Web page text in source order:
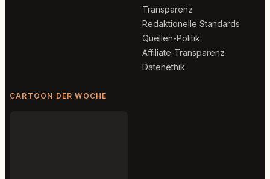
Transparenz
Redaktionelle Standards
Quellen-Politik
Affiliate-Transparenz
Datenethik
CARTOON DER WOCHE